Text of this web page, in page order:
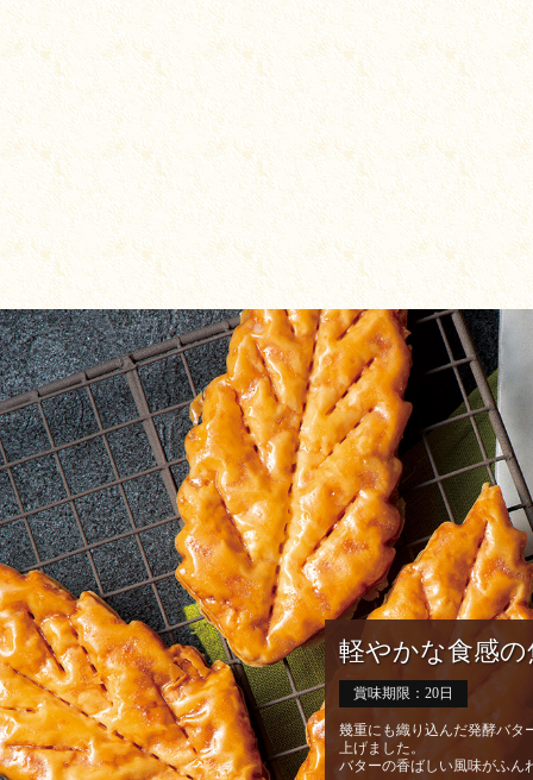
軽やかな食感
賞味期限：20日
幾重にも織り込んだ発酵バタ
上げました。
バターの香ばしい風味がふん